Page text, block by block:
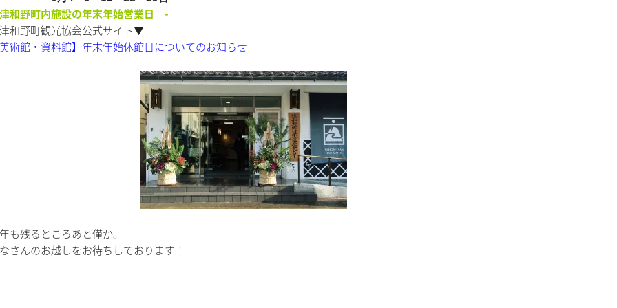
和野町内施設の年末年始営業日—-
和野町観光協会公式サイト▼
美術館・資料館】年末年始休館日についてのお知らせ
も残るところあと僅か。
さんのお越しをお待ちしております！